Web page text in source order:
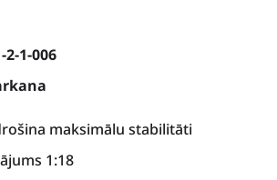
2-1-006
maksimālu stabilitāti
1:18